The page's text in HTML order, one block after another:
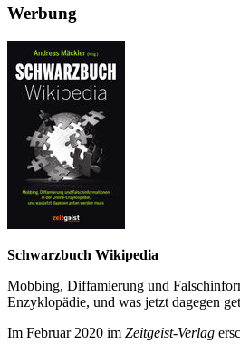
Werbung
Schwarzbuch Wikipedia
Mobbing, Diffamierung und
Enzyklo­pädie, und was jetzt da­gegen
Im Februar 2020 im Zeit­geist-Verlag